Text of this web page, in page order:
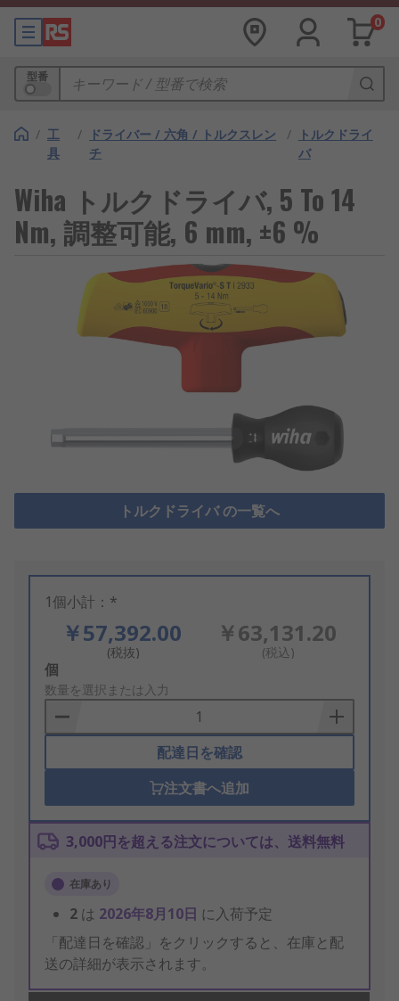
0
型番
/ 工
具
/
ドライバー / 六角 / トルクスレン
チ
/
トルクドライ
バ
Wiha トルクドライバ, 5 To 14
Nm, 調整可能, 6 mm, ±6 %
トルクドライバ の一覧へ
1個小計：*
￥57,392.00
(税抜)
￥63,131.20
(税込)
Add
to
Basket
個
数量を選択または入力
配達日を確認
注文書へ追加
3,000円を超える注文については、送料無料
在庫あり
2 は 2026年8月10日 に入荷予定
「配達日を確認」をクリックすると、在庫と配
送の詳細が表示されます。